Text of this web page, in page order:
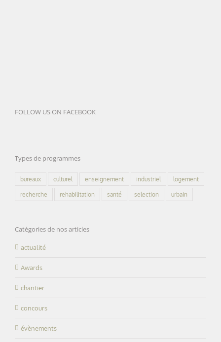
FOLLOW US ON FACEBOOK
Types de programmes
bureaux culturel enseignement industriel logement
recherche rehabilitation santé selection urbain
Catégories de nos articles
actualité
Awards
chantier
concours
évènements